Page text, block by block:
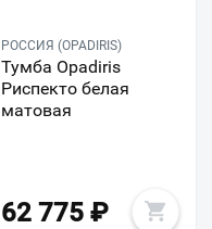
РОССИЯ (OPADIRIS)
Тумба Opadiris
Риспекто белая
матовая
62 775 ₽